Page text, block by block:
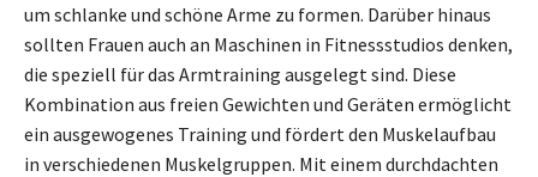
um schlanke und schöne Arme zu formen. Darüber hinaus
sollten Frauen auch an Maschinen in Fitnessstudios denken,
die speziell für das Armtraining ausgelegt sind. Diese
Kombination aus freien Gewichten und Geräten ermöglicht
ein ausgewogenes Training und fördert den Muskelaufbau
in verschiedenen Muskelgruppen. Mit einem durchdachten